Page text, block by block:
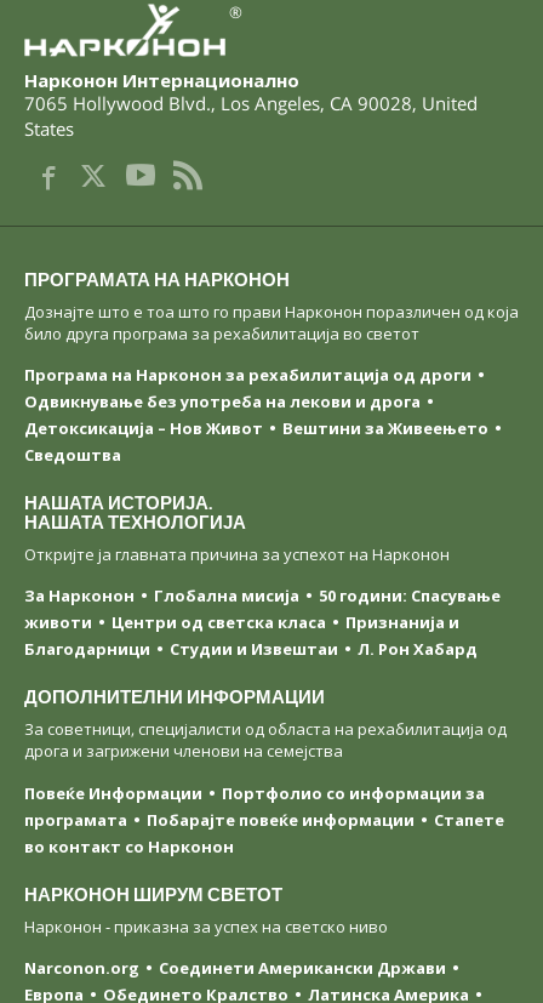
®
Нарконон Интернационално
7065 Hollywood Blvd., Los Angeles, CA 90028, United
States
ПРОГРАМАТА НА НАРКОНОН
Дознајте што е тоа што го прави Нарконон поразличен од која
било друга програма за рехабилитација во светот
Програма на Нарконон за рехабилитација од дроги
Одвикнување без употреба на лекови и дрога
Детоксикација – Нов Живот
Вештини за Живеењетo
Сведоштва
НАШАТА ИСТОРИЈА.
НАШАТА ТЕХНОЛОГИЈА
Откријте ја главната причина за успехот на Нарконон
За Нарконон
Глобална мисија
50 години: Спасување
животи
Центри од светска класa
Признанија и
Благодарници
Студии и Извештаи Л. Рон Хабард
ДОПОЛНИТЕЛНИ ИНФОРМАЦИИ
За советници, специјалисти од областа на рехабилитација од
дрога и загрижени членови на семејства
Повеќе Информации
Портфолио со информации за
програмата
Побарајте повеќе информации
Стапете
во контакт со Нарконон
НАРКОНОН ШИРУМ СВЕТОТ
Нарконон - приказна за успех на светско ниво
Narconon.org
Соединети Американски Држави
Европа
Обединето Кралство Латинска Америка